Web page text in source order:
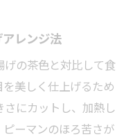
簡単アレンジ献立
の旨味バランス術
をプラスする理由
時短夕食のポイン
レンジ法
げの茶色と対比して食
美しく仕上げるため
さにカットし、加熱し
ーマンのほろ苦さが